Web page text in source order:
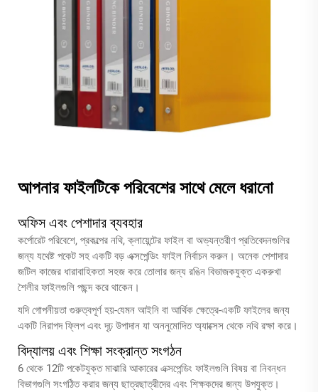
আপনার ফাইলটিকে পরিবেশের সাথে মেলে ধরানো
অফিস এবং পেশাদার ব্যবহার
কর্পোরেট পরিবেশে, প্রকল্পের নথি, ক্লায়েন্টের ফাইল বা অভ্যন্তরীণ প্রতিবেদনগুলির
জন্য যথেষ্ট পকেট সহ একটি বড় এক্সপেন্ডিং ফাইল নির্বাচন করুন। অনেক পেশাদার
জটিল কাজের ধারাবাহিকতা সহজ করে তোলার জন্য রঙিন বিভাজকযুক্ত একরুখা
শৈলীর ফাইলগুলি পছন্দ করে থাকেন।
যদি গোপনীয়তা গুরুত্বপূর্ণ হয়-যেমন আইনি বা আর্থিক ক্ষেত্রে-একটি ফাইলের জন্য
একটি নিরাপদ ফ্লিপ এবং দৃঢ় উপাদান যা অননুমোদিত অ্যাক্সেস থেকে নথি রক্ষা করে।
বিদ্যালয় এবং শিক্ষা সংক্রান্ত সংগঠন
6 থেকে 12টি পকেটযুক্ত মাঝারি আকারের এক্সপেন্ডিং ফাইলগুলি বিষয় বা নিবন্ধন
বিভাগগুলি সংগঠিত করার জন্য ছাত্রছাত্রীদের এবং শিক্ষকদের জন্য উপযুক্ত।